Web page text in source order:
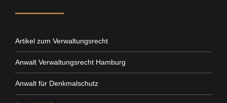
Artikel zum Verwaltungsrecht
Anwalt Verwaltungsrecht Hamburg
Anwalt für Denkmalschutz